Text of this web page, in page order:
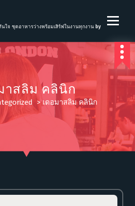
ใจ ชุดอาหารว่างพร้อมเสิร์ฟในงานทุกงาน by
าสลิม คลินิก
>เดอมาสลิม คลินิก